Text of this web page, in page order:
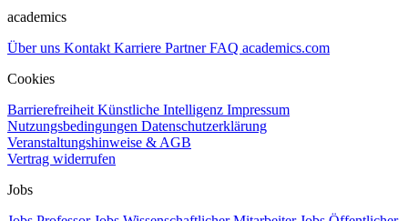
academics
Über uns Kontakt Karriere PartnerFAQ academics.com
Cookies
Barrierefreiheit Künstliche Intelligenz Impressum
Nutzungsbedingungen Datenschutzerklärung
Veranstaltungshinweise & AGB
Vertrag widerrufen
Jobs